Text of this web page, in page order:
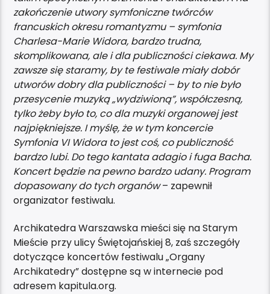
zakończenie utwory symfoniczne twórców
francuskich okresu romantyzmu – symfonia
Charlesa-Marie Widora, bardzo trudna,
skomplikowana, ale i dla publiczności ciekawa. My
zawsze się staramy, by te festiwale miały dobór
utworów dobry dla publiczności – by to nie było
przesycenie muzyką „wydziwioną”, współczesną,
tylko żeby było to, co dla muzyki organowej jest
najpiękniejsze. I myślę, że w tym koncercie
Symfonia VI Widora to jest coś, co publiczność
bardzo lubi. Do tego kantata adagio i fuga Bacha.
Koncert będzie na pewno bardzo udany. Program
dopasowany do tych organów– zapewnił
organizator festiwalu.
Archikatedra Warszawska mieści się na Starym
Mieście przy ulicy Świętojańskiej 8, zaś szczegóły
dotyczące koncertów festiwalu „Organy
Archikatedry” dostępne są w internecie pod
adresem kapitula.org.